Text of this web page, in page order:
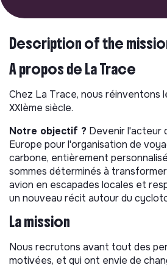
Description of the
À propos de La Trace
Chez La Trace, nous réinventons
XXIème siècle.
Notre objectif ? Devenir l'acteur
Europe pour l'organisation de
carbone, entièrement
sommes déterminés à
avion en escapades locales et
un nouveau récit autour du
La mission
Nous recrutons avant tout des
motivées, et qui ont envie de